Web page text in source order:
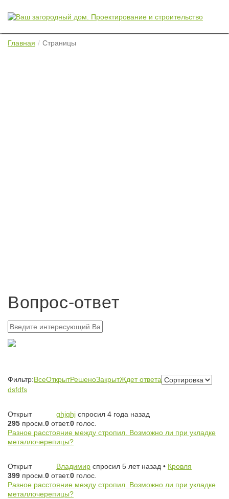
Главная Страницы
Вопрос-ответ
Фильтр:ВсеОткрытРешеноЗакрытЖдет ответа
dsfdfs
Открыт ghjghj спросил 4 года назад
295 просм.0 ответ.0 голос.
Разное расстояние между стропил. Возможно ли при укладке
металлочерепицы?
Открыт Владимир спросил 5 лет назад • Кровля
399 просм.0 ответ.0 голос.
Разное расстояние между стропил. Возможно ли при укладке
металлочерепицы?